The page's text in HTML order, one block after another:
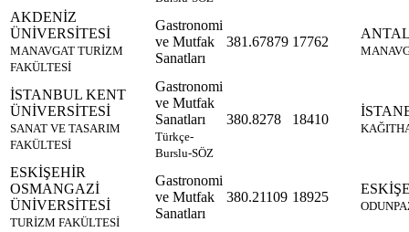
AKDENİZ
ÜNİVERSİTESİ
MANAVGAT TURİZM
FAKÜLTESİ
Gastronomi
ve Mutfak
Sanatları
381.67879 17762
İSTANBUL KENT
ÜNİVERSİTESİ
SANAT VE TASARIM
FAKÜLTESİ
Gastronomi
ve Mutfak
Sanatları
Türkçe-
Burslu-SÖZ
380.8278 18410
ESKİŞEHİR
OSMANGAZİ
ÜNİVERSİTESİ
TURİZM FAKÜLTESİ
Gastronomi
ve Mutfak
Sanatları
380.21109 18925